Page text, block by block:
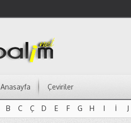
Anasayfa Çeviriler
B C Ç D E F G H I İ J